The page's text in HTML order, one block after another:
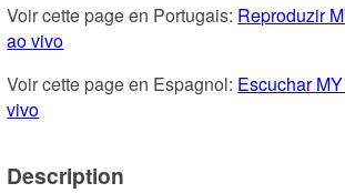
Voir cette page en Portugais: Reproduzir
ao vivo
Voir cette page en Espagnol: Escuchar
vivo
Description